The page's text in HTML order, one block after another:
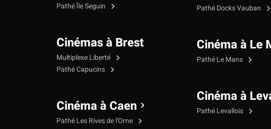
Pathé Île Seguin
Cinémas à Brest
Multiplexe Liberté
Pathé Capucins
Cinéma à Caen
Pathé Les Rives de l'Orne
Pathé Docks Vauban
Cinéma à Le
Pathé Le Mans
Cinéma à
Pathé Levallois